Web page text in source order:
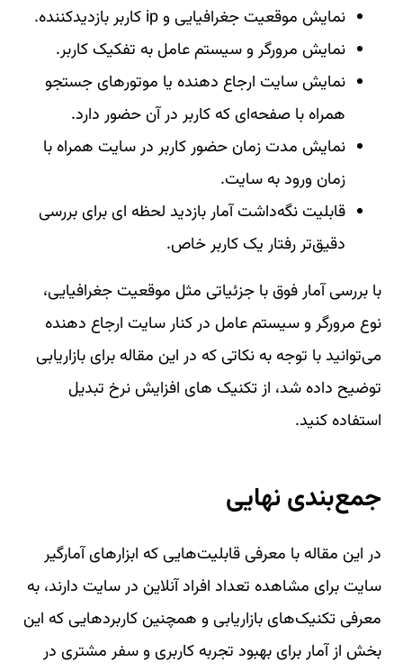
نمایش موقعیت جغرافیایی و ip کاربر بازدیدکننده.
نمایش مرورگر و سیستم عامل به تفکیک کاربر.
نمایش سایت ارجاع دهنده یا موتورهای جستجو
همراه با صفحه‌ای که کاربر در آن حضور دارد.
نمایش مدت زمان حضور کاربر در سایت همراه با
زمان ورود به سایت.
قابلیت نگه‌داشت آمار بازدید لحظه ای برای بررسی
دقیق‌تر رفتار یک کاربر خاص.
با بررسی آمار فوق با جزئیاتی مثل موقعیت جغرافیایی،
نوع مرورگر و سیستم عامل در کنار سایت ارجاع دهنده
می‌توانید با توجه به نکاتی که در این مقاله برای بازاریابی
توضیح داده شد، از تکنیک های افزایش نرخ تبدیل
استفاده کنید.
جمع‌بندی نهایی
در این مقاله با معرفی قابلیت‌هایی که ابزارهای آمارگیر
سایت برای مشاهده تعداد افراد آنلاین در سایت دارند، به
معرفی تکنیک‌های بازاریابی و همچنین کاربردهایی که این
بخش از آمار برای بهبود تجربه کاربری و سفر مشتری در